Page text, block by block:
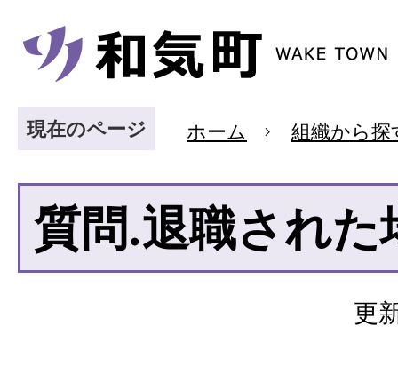
現在のページ ホーム 組織から探
質問.退職された
更